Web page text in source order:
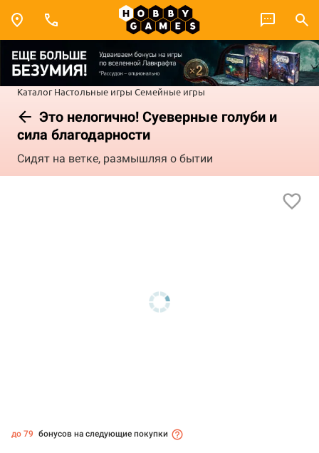
Каталог Настольные игры Семейные игры
Это нелогично! Суеверные голуби и
сила благодарности
Сидят на ветке, размышляя о бытии
до 79 бонусов на следующие покупки